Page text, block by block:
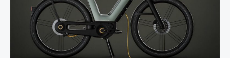
Speed